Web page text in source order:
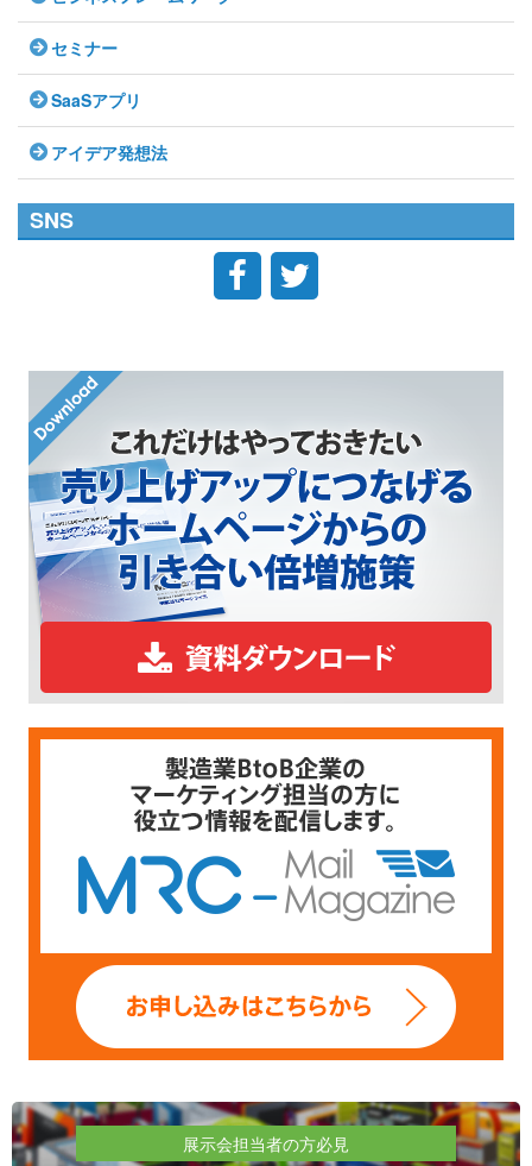
セミナー
SaaSアプリ
アイデア発想法
SNS
 
展示会担当者の方必見